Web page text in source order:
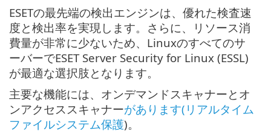
ESETの最先端の検出エンジンは、優れた検査速
度と検出率を実現します。さらに、リソース消
費量が非常に少ないため、Linuxのすべてのサ
ーバーでESET Server Security for Linux (ESSL)
が最適な選択肢となります。
主要な機能には、オンデマンドスキャナーとオ
ンアクセススキャナーがあります(リアルタイム
ファイルシステム保護)。